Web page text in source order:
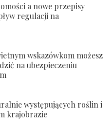
a nowe przepisy
regulacji na
wskazówkom możesz
na ubezpieczeniu
występujących roślin i
krajobrazie